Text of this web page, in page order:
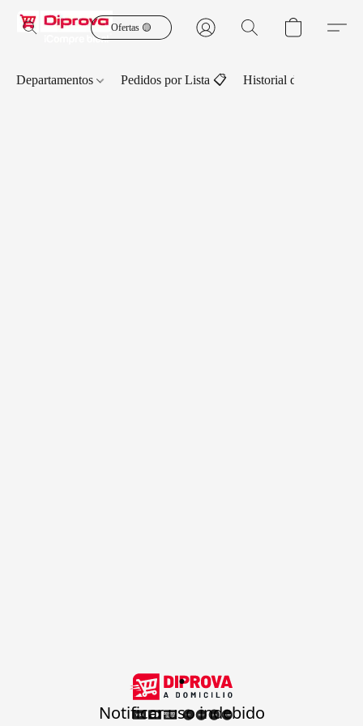
Ofertas 🟡
Departamentos Pedidos por Lista 📋 Historial de Pedidos
.
Notificar uso indebido